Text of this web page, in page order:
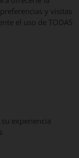
y visitas
el uso de TODAS
experiencia